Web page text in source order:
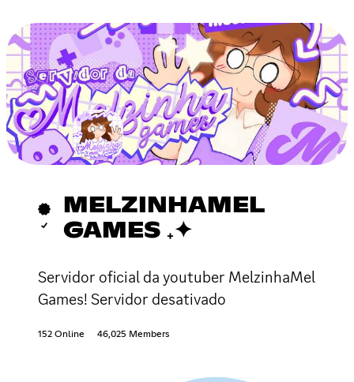
MELZINHAMEL
GAMES ₊✦
Servidor oficial da youtuber MelzinhaMel
Games! Servidor desativado
152 Online 46,025 Members